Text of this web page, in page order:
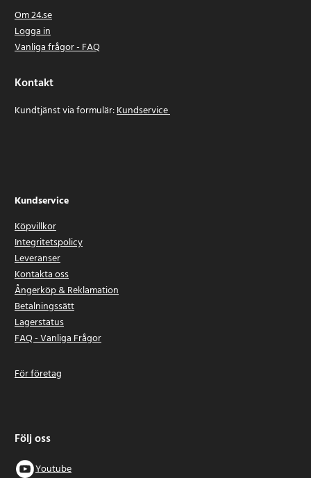
Om 24.se
Logga in
Vanliga frågor - FAQ
Kontakt
Kundtjänst via formulär:Kundservice
Kundservice
Köpvillkor
Integritetspolicy
Leveranser
Kontakta oss
Ångerköp & Reklamation
Betalningssätt
Lagerstatus
FAQ - Vanliga Frågor
För företag
Följ oss
Youtube